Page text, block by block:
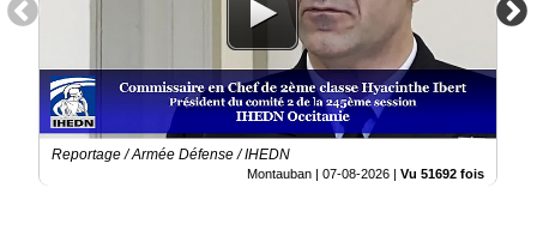
Reportage / Armée Défense / IHEDN
Montauban | 07-08-2026 | Vu 51692 fois